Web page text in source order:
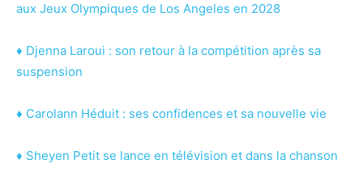
aux Jeux Olympiques de Los Angeles en 2028
♦ Djenna Laroui : son retour à la compétition après sa
suspension
♦ Carolann Héduit : ses confidences et sa nouvelle vie
♦ Sheyen Petit se lance en télévision et dans la chanson